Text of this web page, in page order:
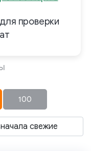
для проверки
100